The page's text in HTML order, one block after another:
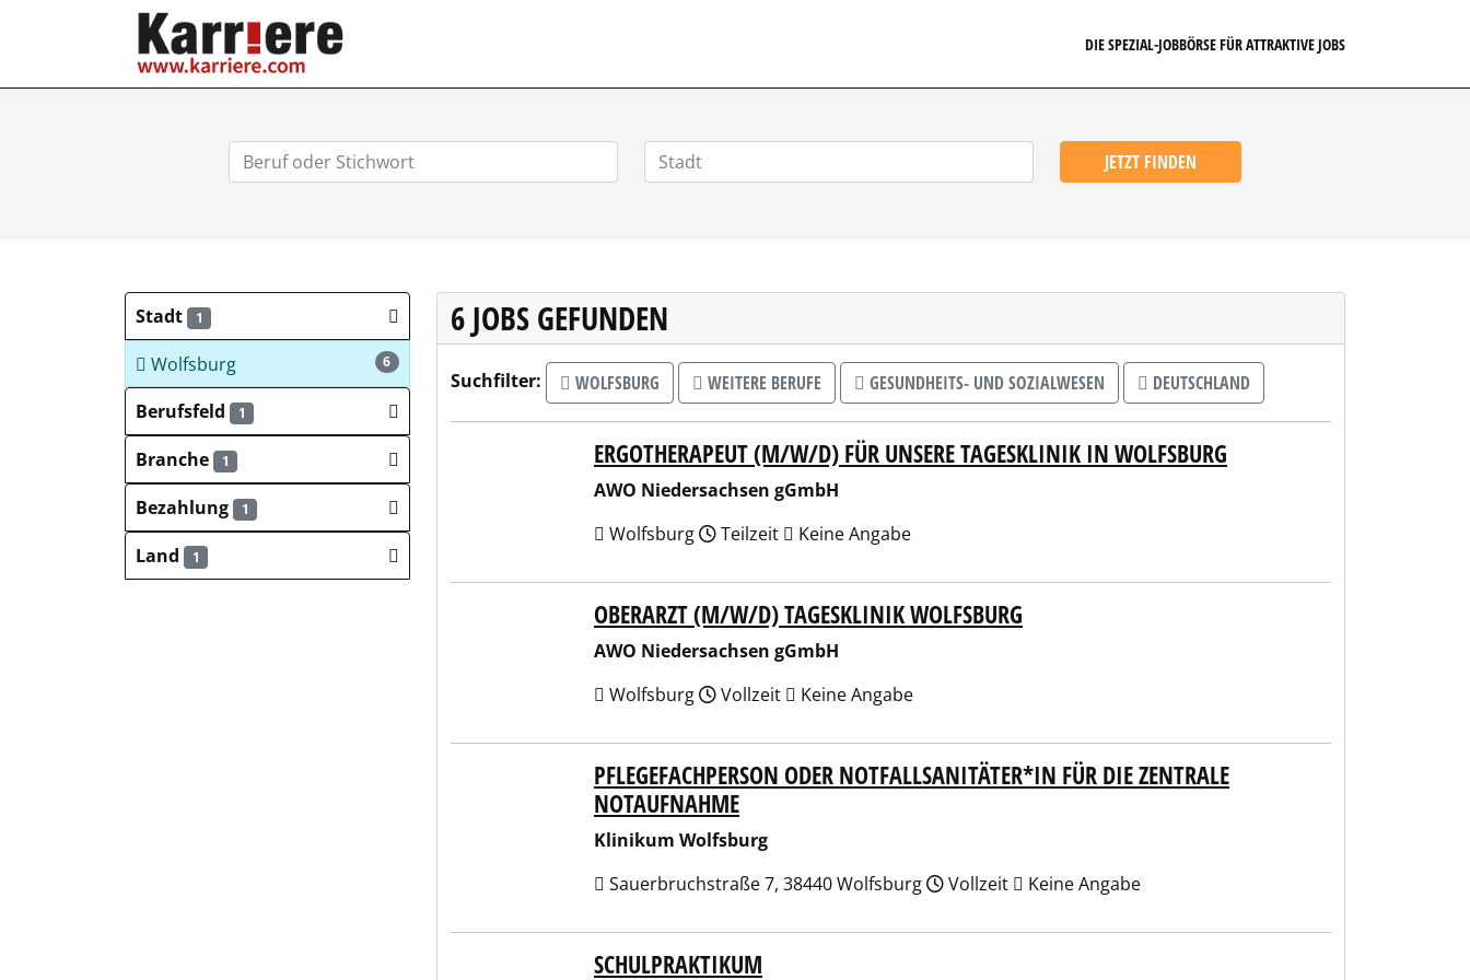
DIE SPEZIAL-JOBBÖRSE FÜR ATTRAKTIVE JOBS
JETZT FINDEN
Stadt 1
6
Wolfsburg
Berufsfeld
1
Branche 1
Bezahlung 1
Land 1
6 JOBS GEFUNDEN
Suchfilter: WOLFSBURG WEITERE BERUFE GESUNDHEITS- UND SOZIALWESEN DEUTSCHLAND
AWO Niedersachsen gGmbHERGOTHERAPEUT (M/W/D) FÜR UNSERE TAGESKLINIK IN WOLFSBURG
AWO Niedersachsen gGmbH
Wolfsburg
Teilzeit Keine Angabe
AWO Niedersachsen gGmbHOBERARZT (M/W/D) TAGESKLINIK WOLFSBURG
AWO Niedersachsen gGmbH
Wolfsburg
Vollzeit Keine Angabe
Klinikum WolfsburgPFLEGEFACHPERSON ODER NOTFALLSANITÄTER*IN FÜR DIE ZENTRALE
NOTAUFNAHME
Klinikum Wolfsburg
Sauerbruchstraße 7, 38440 Wolfsburg
Vollzeit Keine Angabe
Klinikum WolfsburgSCHULPRAKTIKUM